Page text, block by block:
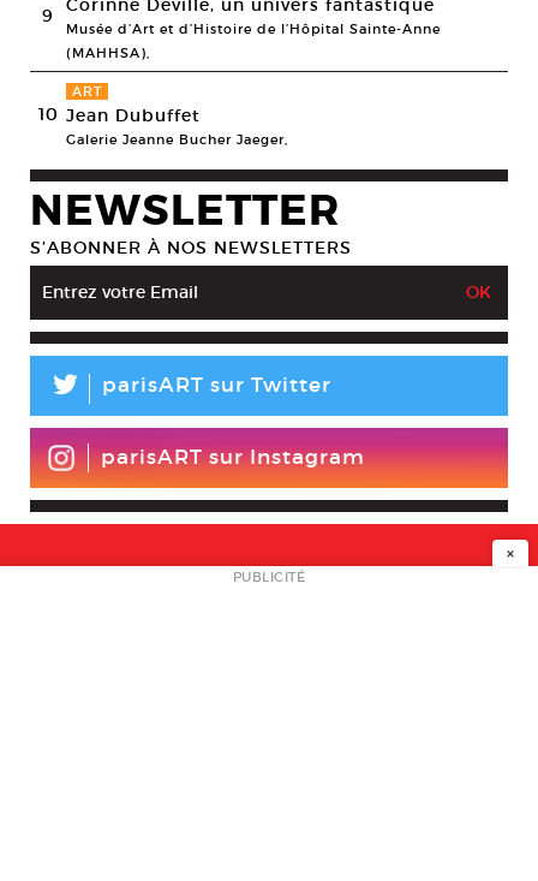
9 Corinne Deville, un univers fantastique
Musée d’Art et d’Histoire de l’Hôpital Sainte-Anne
(MAHHSA),
10
ART
Jean Dubuffet
Galerie Jeanne Bucher Jaeger,
NEWSLETTER
S’ABONNER À NOS NEWSLETTERS
L parisART sur Twitter
parisART sur Instagram
NEWSLETTER
×
PUBLICITÉ